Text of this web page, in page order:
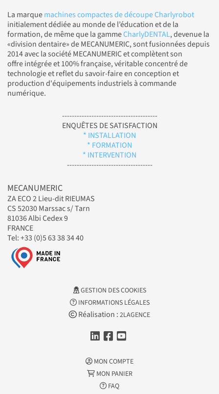
La marquemachines compactes de découpe Charlyrobot
initialement dédiée au monde de l’éducation et de la
formation, de même que la gammeCharlyDENTAL, devenue la
«division dentaire» de MECANUMERIC, sont fusionnées depuis
2014 avec la société MECANUMERIC et complètent son
offre intégrée et 100% française, véritable concentré de
technologie et reflet du savoir-faire en conception et
production d'équipements industriels à commande
numérique.
---------------------------------------
ENQUÊTES DE SATISFACTION
* INSTALLATION
* FORMATION
* INTERVENTION
-----------------------------------
MECANUMERIC
ZA ECO 2 Lieu-dit RIEUMAS
CS 52030 Marssac s/ Tarn
81036 Albi Cedex 9
FRANCE
Tel: +33 (0)5 63 38 34 40
GESTION DES COOKIES
INFORMATIONS LÉGALES
Réalisation : 2LAGENCE
MON COMPTE
MON PANIER
FAQ